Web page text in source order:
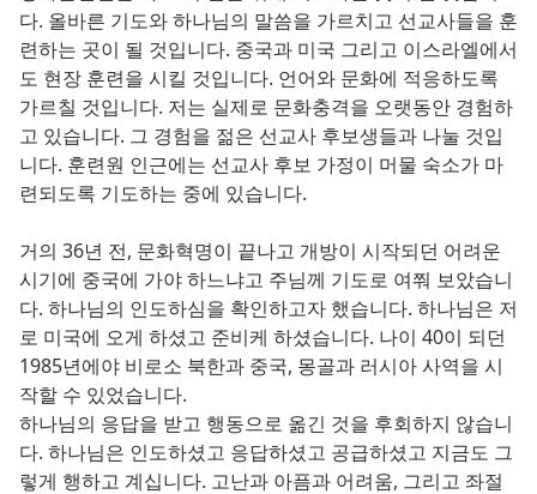
다. 올바른 기도와 하나님의 말씀을 가르치고 선교사들을 훈
련하는 곳이 될 것입니다. 중국과 미국 그리고 이스라엘에서
도 현장 훈련을 시킬 것입니다. 언어와 문화에 적응하도록
가르칠 것입니다. 저는 실제로 문화충격을 오랫동안 경험하
고 있습니다. 그 경험을 젊은 선교사 후보생들과 나눌 것입
니다. 훈련원 인근에는 선교사 후보 가정이 머물 숙소가 마
련되도록 기도하는 중에 있습니다.
거의 36년 전, 문화혁명이 끝나고 개방이 시작되던 어려운
시기에 중국에 가야 하느냐고 주님께 기도로 여쭤 보았습니
다. 하나님의 인도하심을 확인하고자 했습니다. 하나님은 저
로 미국에 오게 하셨고 준비케 하셨습니다. 나이 40이 되던
1985년에야 비로소 북한과 중국, 몽골과 러시아 사역을 시
작할 수 있었습니다.
하나님의 응답을 받고 행동으로 옮긴 것을 후회하지 않습니
다. 하나님은 인도하셨고 응답하셨고 공급하셨고 지금도 그
렇게 행하고 계십니다. 고난과 아픔과 어려움, 그리고 좌절